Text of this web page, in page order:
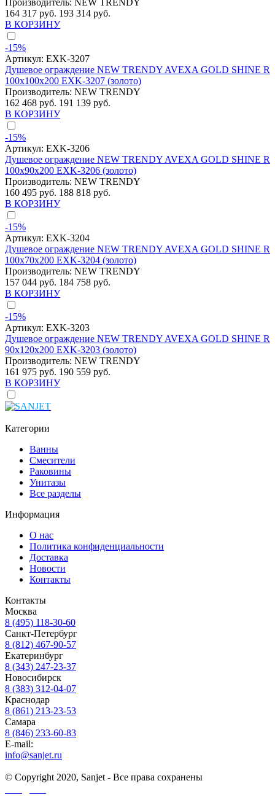
Производитель: NEW TRENDY
164 317 руб. 193 314 руб.
В КОРЗИНУ
-15%
Артикул: EXK-3207
Душевое ограждение NEW TRENDY AVEXA GOLD SHINE R
100x100x200 EXK-3207 (золото)
Производитель: NEW TRENDY
162 468 руб. 191 139 руб.
В КОРЗИНУ
-15%
Артикул: EXK-3206
Душевое ограждение NEW TRENDY AVEXA GOLD SHINE R
100x90x200 EXK-3206 (золото)
Производитель: NEW TRENDY
160 495 руб. 188 818 руб.
В КОРЗИНУ
-15%
Артикул: EXK-3204
Душевое ограждение NEW TRENDY AVEXA GOLD SHINE R
100x70x200 EXK-3204 (золото)
Производитель: NEW TRENDY
157 044 руб. 184 758 руб.
В КОРЗИНУ
-15%
Артикул: EXK-3203
Душевое ограждение NEW TRENDY AVEXA GOLD SHINE R
90x120x200 EXK-3203 (золото)
Производитель: NEW TRENDY
161 975 руб. 190 559 руб.
В КОРЗИНУ
Категории
Ванны
Смесители
Раковины
Унитазы
Все разделы
Информация
О нас
Политика конфиденциальности
Доставка
Новости
Контакты
Контакты
Москва
8 (495) 118-30-60
Санкт-Петербург
8 (812) 467-90-57
Екатеринбург
8 (343) 247-23-37
Новосибирск
8 (383) 312-04-07
Краснодар
8 (861) 213-23-53
Самара
8 (846) 233-60-83
E-mail:
info@sanjet.ru
© Copyright 2020, Sanjet - Все права сохранены